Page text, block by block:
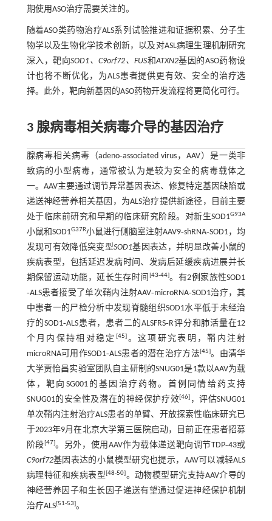
期使用ASO治疗需要关注的。
随着ASO类药物治疗ALS系列试验推进和证据积累、分子生
物学以及生物化学技术创新，以及对ASL病理生理机制研究
深入，靶向SOD1、C9orf72、FUS和ATXN2基因的ASO药物设
计也将不断优化，为ALS患者提供更有效、安全的治疗选
择。此外，靶向新基因的ASO药物开发流程将更简化可行。
3 腺病毒相关病毒介导的基因治疗
腺病毒相关病毒（adeno‐associated virus，AAV）是一类非
致病的小型病毒，通常被认为是较为安全的病毒载体之
一。AAV主要通过调节异常基因表达、修复特定基因缺陷或
递送神经营养相关基因，为ALS治疗提供新途径，目前主要
处于临床前研究和早期的临床研究阶段。对新生SOD1G93A
小鼠和SOD1G37R小鼠进行侧脑室注射AAV9‐shRNA‐SOD1，均
发现可有效降低突变型SOD1基因表达，并明显改善小鼠的
疾病表型，包括延迟发病时间、发病后延缓疾病进展并长
期保留运动功能，延长生存时间 [43-44]。有2例家族性SOD1
‐ALS患者接受了单次鞘内注射AAV‐microRNA‐SOD1治疗，其
中患者一的尸检分析中发现脊髓组织SOD1水平低于未经治
疗的SOD1‐ALS患者，患者二的ALSFRS‐R评分和肺活量在12
个月内保持相对稳定 [45]。这项研究表明，鞘内注射
microRNA可用作SOD1‐ALS患者的潜在治疗方法[45]。由清华
大学贾怡昌实验室团队自主研制的SNUG01是1款以AAV为载
体，靶向SG001的基因治疗药物。首例同情给药支持
SNUG01的安全性及潜在的神经保护疗效[46] ，评估SNUG01
单次鞘内注射治疗ALS患者的单臂、开放探索性临床研究已
于2023年9月在北京大学第三医院启动，目前正在患者招募
阶段[47]。另外，使用AAV作为载体递送靶向调节TDP‐43或
C9orf72基因表达的小鼠模型研究也提示，AAV可以减轻ALS
病理特征和疾病表型[48-50]。动物模型研究支持AAV介导的
神经营养因子和生长因子递送有望通过促进神经保护机制
治疗ALS[51-53]。